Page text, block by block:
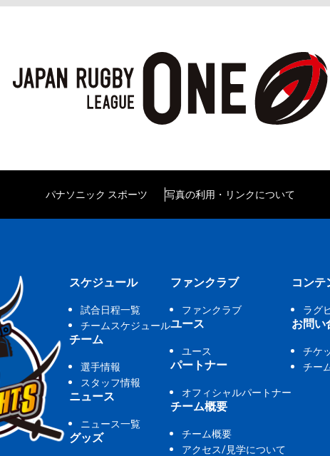
パナソニック スポーツ 写真の利用・リンクについて
スケジュール
試合日程一覧
チームスケジュール
チーム
選手情報
スタッフ情報
ニュース
ニュース一覧
グッズ
ファンクラブ
ファンクラブ
ユース
ユース
パートナー
オフィシャルパートナー
チーム概要
チーム概要
アクセス/見学について
コンテ
ラグ
お問い
チケ
チー